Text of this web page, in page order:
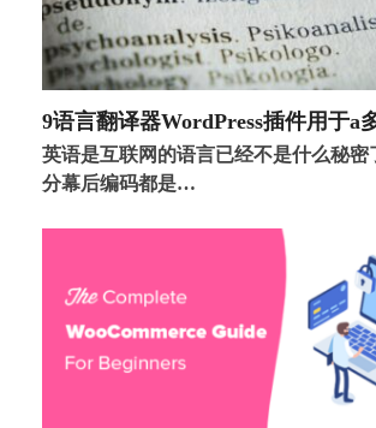
9语言‌‌翻译器‌‌WordPress‌‌插件‌用于‌a‌‌
英语是互联网的语言已经不是什么秘密
分幕后编码都是…